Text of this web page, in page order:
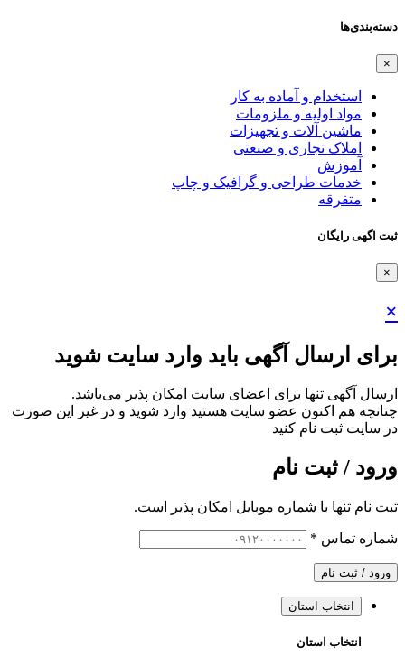
دسته‌بندی‌ها
×
استخدام و آماده به کار
مواد اولیه و ملزومات
ماشین آلات و تجهیزات
املاک تجاری و صنعتی
آموزش
خدمات طراحی و گرافیک و چاپ
متفرقه
ثبت اگهی رایگان
×
×
برای ارسال آگهی باید وارد سایت شوید
ارسال آگهی تنها برای اعضای سایت امکان پذیر می‌باشد.
چنانچه هم‌ اکنون عضو سایت هستید وارد شوید و در غیر این صورت
در سایت ثبت نام کنید
ورود / ثبت نام
ثبت نام تنها با شماره موبایل امکان پذیر است.
شماره تماس *
ورود / ثبت نام
انتخاب استان
انتخاب استان